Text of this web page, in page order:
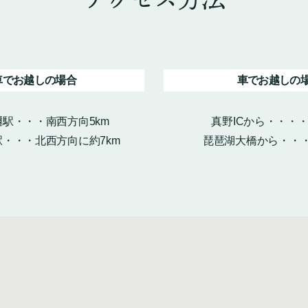
でお越しの場合
・・・南西方向5km
・・北西方向に約7km
車でお越しの
真野ICから・・・
琵琶湖大橋から・・